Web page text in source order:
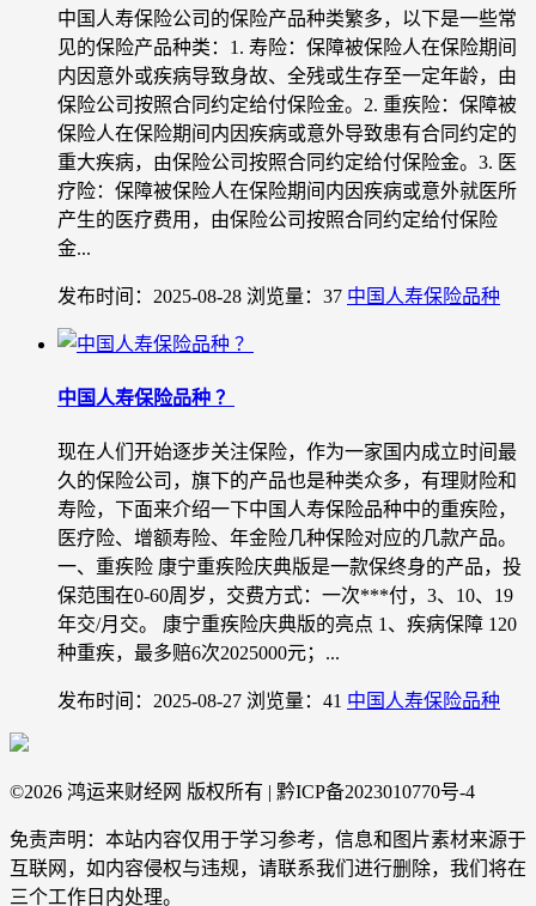
中国人寿保险公司的保险产品种类繁多，以下是一些常
见的保险产品种类：1. 寿险：保障被保险人在保险期间
内因意外或疾病导致身故、全残或生存至一定年龄，由
保险公司按照合同约定给付保险金。2. 重疾险：保障被
保险人在保险期间内因疾病或意外导致患有合同约定的
重大疾病，由保险公司按照合同约定给付保险金。3. 医
疗险：保障被保险人在保险期间内因疾病或意外就医所
产生的医疗费用，由保险公司按照合同约定给付保险
金...
发布时间：2025-08-28 浏览量：37 中国人寿保险品种
中国人寿保险品种 ？
现在人们开始逐步关注保险，作为一家国内成立时间最
久的保险公司，旗下的产品也是种类众多，有理财险和
寿险，下面来介绍一下中国人寿保险品种中的重疾险，
医疗险、增额寿险、年金险几种保险对应的几款产品。
一、重疾险 康宁重疾险庆典版是一款保终身的产品，投
保范围在0-60周岁，交费方式：一次***付，3、10、19
年交/月交。 康宁重疾险庆典版的亮点 1、疾病保障 120
种重疾，最多赔6次2025000元；...
发布时间：2025-08-27 浏览量：41 中国人寿保险品种
©2026 鸿运来财经网 版权所有 | 黔ICP备2023010770号-4
免责声明：本站内容仅用于学习参考，信息和图片素材来源于
互联网，如内容侵权与违规，请联系我们进行删除，我们将在
三个工作日内处理。